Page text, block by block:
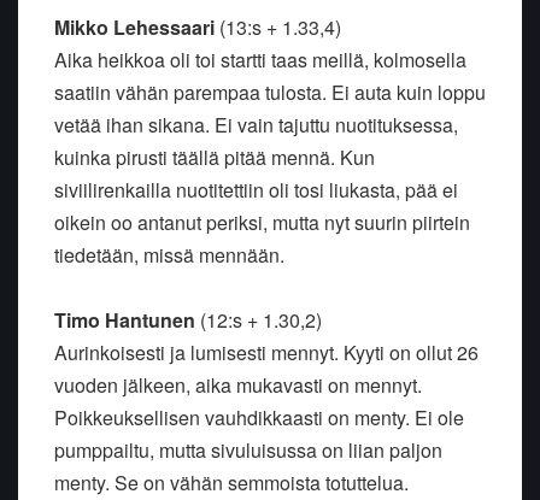
Mikko Lehessaari (13:s + 1.33,4)
Aika heikkoa oli toi startti taas meillä, kolmosella
saatiin vähän parempaa tulosta. Ei auta kuin loppu
vetää ihan sikana. Ei vain tajuttu nuotituksessa,
kuinka pirusti täällä pitää mennä. Kun
siviilirenkailla nuotitettiin oli tosi liukasta, pää ei
oikein oo antanut periksi, mutta nyt suurin piirtein
tiedetään, missä mennään.
Timo Hantunen (12:s + 1.30,2)
Aurinkoisesti ja lumisesti mennyt. Kyyti on ollut 26
vuoden jälkeen, aika mukavasti on mennyt.
Poikkeuksellisen vauhdikkaasti on menty. Ei ole
pumppailtu, mutta sivuluisussa on liian paljon
menty. Se on vähän semmoista totuttelua.